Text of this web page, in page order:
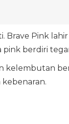
Pink
berdiri
kelembutan